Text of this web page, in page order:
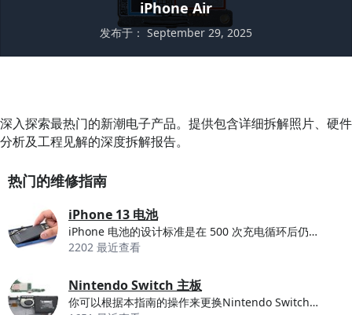
iPhone Air
发布于： September 29, 2025
深入探索最热门的新潮电子产品。提供包含详细拆解照片、硬件
分析及工程见解的深度拆解报告。
热门的维修指南
iPhone 13 电池
iPhone 电池的设计标准是在 500 次充电循环后仍能保持 80%...
2202 最近查看
Nintendo Switch 主板
你可以根据本指南的操作来更换Nintendo Switch游戏主机的主板。 Nintendo...